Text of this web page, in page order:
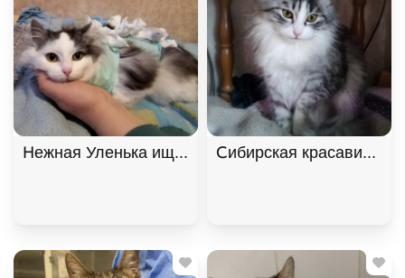
Нежная Уленька ищет дом, 8 мес. В дар!,
Сибирская красавица